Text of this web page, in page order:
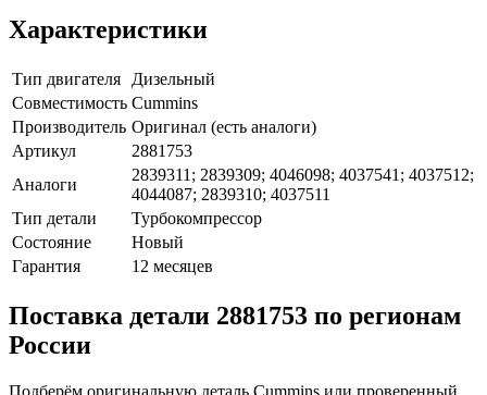
Характеристики
Тип двигателя
Дизельный
Совместимость Cummins
Производитель Оригинал (есть аналоги)
Артикул
2881753
Аналоги
2839311; 2839309; 4046098; 4037541; 4037512;
4044087; 2839310; 4037511
Тип детали
Турбокомпрессор
Состояние
Новый
Гарантия
12 месяцев
Поставка детали 2881753 по регионам
России
Подберём оригинальную деталь Cummins или проверенный